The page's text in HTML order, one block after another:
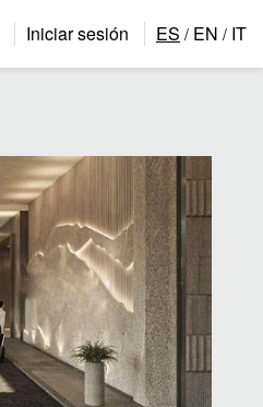
Iniciar sesión ES / EN / IT